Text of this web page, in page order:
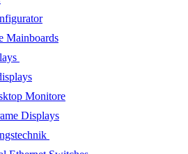
Mainboards
Monitore
Displays